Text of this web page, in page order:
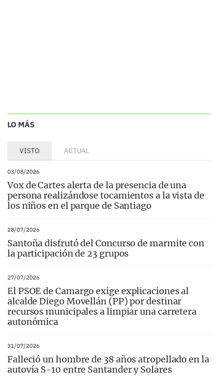
LO MÁS
VISTO ACTUAL
03/08/2026
Vox de Cartes alerta de la presencia de una
persona realizándose tocamientos a la vista de
los niños en el parque de Santiago
28/07/2026
Santoña disfrutó del Concurso de marmite con
la participación de 23 grupos
27/07/2026
El PSOE de Camargo exige explicaciones al
alcalde Diego Movellán (PP) por destinar
recursos municipales a limpiar una carretera
autonómica
31/07/2026
Falleció un hombre de 38 años atropellado en la
autovía S-10 entre Santander y Solares